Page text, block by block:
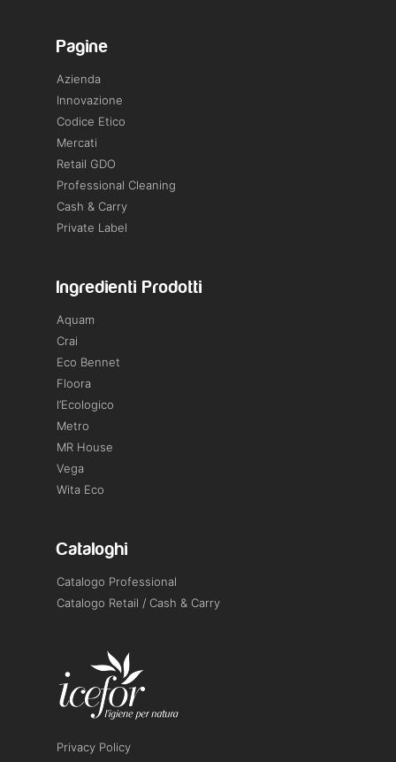
Pagine
Azienda
Innovazione
Codice Etico
Mercati
Retail GDO
Professional Cleaning
Cash & Carry
Private Label
Ingredienti Prodotti
Aquam
Crai
Eco Bennet
Floora
l’Ecologico
Metro
MR House
Vega
Wita Eco
Cataloghi
Catalogo Professional
Catalogo Retail / Cash & Carry
Privacy Policy